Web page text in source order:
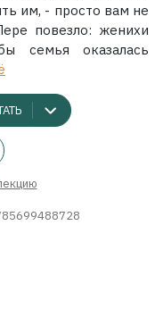
им, - просто вам не
повезло: женихи
семья оказалась